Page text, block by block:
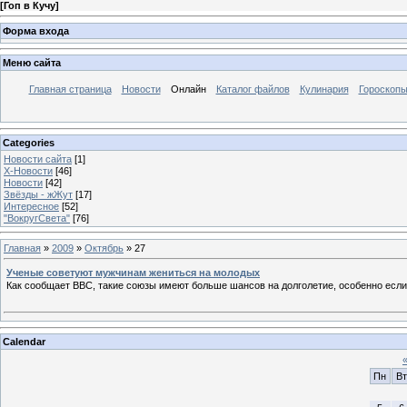
[Гоп в Кучу]
Форма входа
Меню сайта
Главная страница Новости Онлайн Каталог файлов Кулинария Гороскопы
Categories
Новости сайта [1]
Х-Новости [46]
Новости [42]
Звёзды - жЖут [17]
Интересное [52]
"ВокругСвета" [76]
Главная » 2009 » Октябрь » 27
Ученые советуют мужчинам жениться на молодых
Как сообщает ВВС, такие союзы имеют больше шансов на долголетие, особенно
Calendar
«
Пн
Вт